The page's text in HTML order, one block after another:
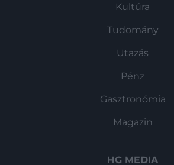
Kultúra
Tudomány
Utazás
Pénz
Gasztronómia
Magazin
HG MEDIA